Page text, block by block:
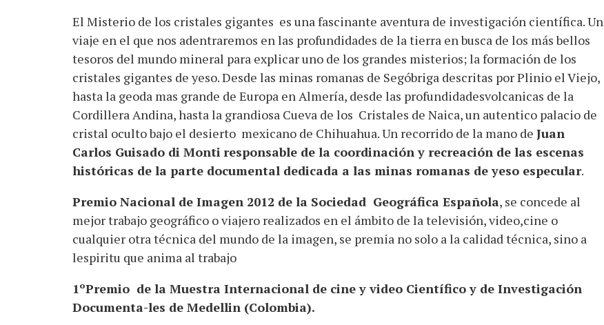
El Misterio de los cristales gigantes es una fascinante aventura de investigación científica. Un
viaje en el que nos adentraremos en las profundidades de la tierra en busca de los más bellos
tesoros del mundo mineral para explicar uno de los grandes misterios; la formación de los
cristales gigantes de yeso. Desde las minas romanas de Segóbriga descritas por Plinio el Viejo,
hasta la geoda mas grande de Europa en Almería, desde las profundidadesvolcanicas de la
Cordillera Andina, hasta la grandiosa Cueva de los Cristales de Naica, un autentico palacio de
cristal oculto bajo el desierto mexicano de Chihuahua. Un recorrido de la mano de Juan
Carlos Guisado di Montiresponsable de la coordinación y recreación de las escenas
históricas de la parte documental dedicada a las minas romanas de yeso especular.
Premio Nacional de Imagen 2012 de la Sociedad Geográfica Española, se concede al
mejor trabajo geográfico o viajero realizados en el ámbito de la televisión, video,cine o
cualquier otra técnica del mundo de la imagen, se premia no solo a la calidad técnica, sino a
lespiritu que anima al trabajo
1ºPremio de la Muestra Internacional de cine y video Científico y de Investigación
Documenta-les de Medellin (Colombia).